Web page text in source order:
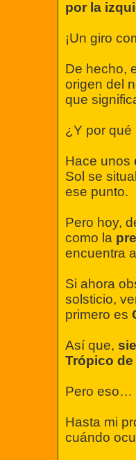
por la
¡Un giro
De hecho,
origen del
que
¿Y por qué
Hace unos
Sol se
ese punto.
Pero hoy,
como la
encuentra
Si ahora
solsticio,
primero es
Así que,
Trópico
Pero eso…
Hasta mi
cuándo